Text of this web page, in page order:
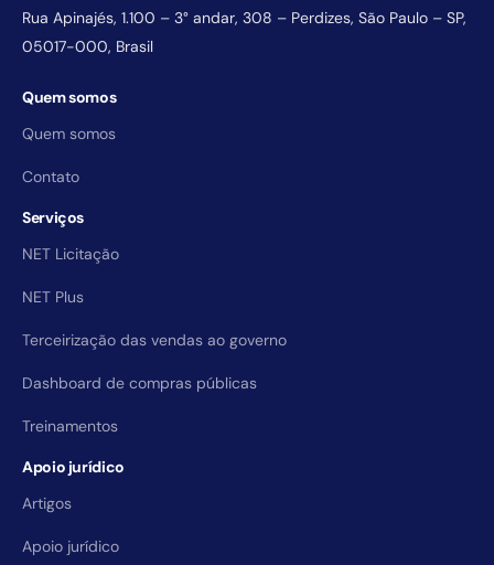
Rua Apinajés, 1.100 – 3° andar, 308 – Perdizes, São Paulo – SP,
05017-000, Brasil
Quem somos
Quem somos
Contato
Serviços
NET Licitação
NET Plus
Terceirização das vendas ao governo
Dashboard de compras públicas
Treinamentos
Apoio jurídico
Artigos
Apoio jurídico